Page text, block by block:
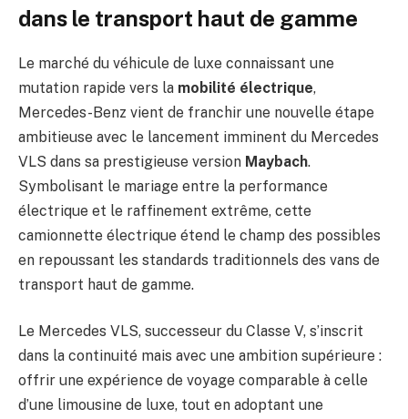
dans le transport haut de gamme
Le marché du véhicule de luxe connaissant une
mutation rapide vers la mobilité électrique,
Mercedes-Benz vient de franchir une nouvelle étape
ambitieuse avec le lancement imminent du Mercedes
VLS dans sa prestigieuse version Maybach.
Symbolisant le mariage entre la performance
électrique et le raffinement extrême, cette
camionnette électrique étend le champ des possibles
en repoussant les standards traditionnels des vans de
transport haut de gamme.
Le Mercedes VLS, successeur du Classe V, s’inscrit
dans la continuité mais avec une ambition supérieure :
offrir une expérience de voyage comparable à celle
d’une limousine de luxe, tout en adoptant une